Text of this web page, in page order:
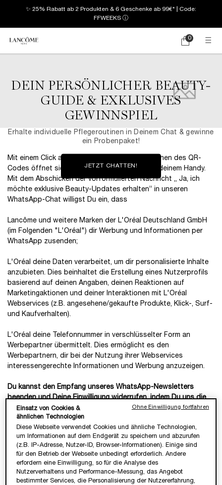
✨ 25% Rabatt ab 2 Produkten & 6 Geschenke ab 99€* | Code:
FFWEEKS ⓘ
Mein
0
0 produkt
DEIN PERSÖNLICHER BEAUTY-
GUIDE & EXKLUSIVES
GEWINNSPIEL
Erhalte individuelle Pflegeroutinen in Deinem Chat ​ & gewinne
ein Probenpaket!​
JETZT CHATTEN!
Mit einem Click auf „Jetzt chatten!“ oder Scannen des QR-
Codes öffnet sich unser WhatsApp-Chat auf deinem Handy.
Mit dem Abschicken der vorformulierten Nachricht „ Ja, ich
möchte exklusive Beauty-Updates erhalten” in unseren
WhatsApp-Chat willigst Du ein, dass ​​
Lancôme und weitere Marken der L'Oréal Deutschland GmbH
(im Folgenden "L'Oréal") dir Werbung und Informationen per
WhatsApp zusenden;​​
L'Oréal deine Daten verarbeitet, um dir personalisierte Inhalte
anzubieten. Dies beinhaltet die Erstellung eines Nutzerprofils
basierend auf deinen Angaben, deinen Reaktionen auf
Marketingaktionen und deiner Interaktionen mit L'Oréal
Webservices (z.B. angesehene/gekaufte Produkte, Klick-, Surf-
und Kaufverhalten). ​​
L'Oréal deine Telefonnummer in verschlüsselter Form an
Werbepartner übermittelt. Dies ermöglicht es den
Werbepartnern, dir bei der Nutzung ihrer Webservices
interessengerechte Informationen und Werbung anzuzeigen.​​
Du kannst den Empfang unseres WhatsApp-Newsletters
beenden und Deine Einwilligung widerrufen, indem Du uns die
Nachricht „STOPP“ im Chat sendest. Mehr zum Widerrufsrecht
findest du hier.​​
​Folge diesen Links für einen Überblick über unsereMarkenund
Werbepartner
. Mehr zur Verarbeitung deiner Daten findest du
in unseren Datenschutzinformationen.​
Einsatz von Cookies &
ähnlichen Technologien
Diese Webseite verwendet Cookies und ähnliche Technologien,
um Informationen auf dem Endgerät zu speichern und abzurufen
(z.B. IP-Adresse, Nutzer-ID, Browser-Informationen). Einige sind
für den Betrieb der Webseite unbedingt erforderlich. Andere
erfordern eine Einwilligung, so für die Analyse des
Nutzerverhaltens und Performance-Messung, das Angebot
bestimmter Services, die Personalisierung der Nutzererfahrung,
Ohne Einwilligung fortfahren